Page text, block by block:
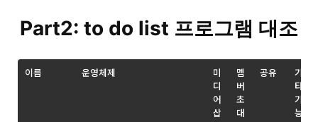
Part2: to do list 프로그램 대조
이름 운영체제
미
디
어
삽
멤
버
초
대
공유
기
타
기
능